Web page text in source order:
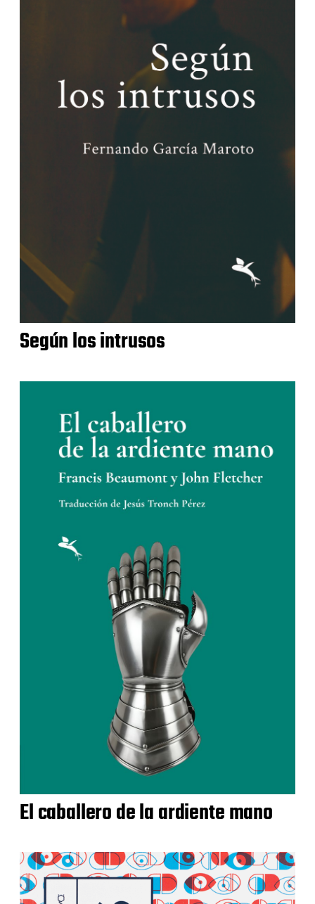
Según los intrusos
El caballero de la ardiente mano